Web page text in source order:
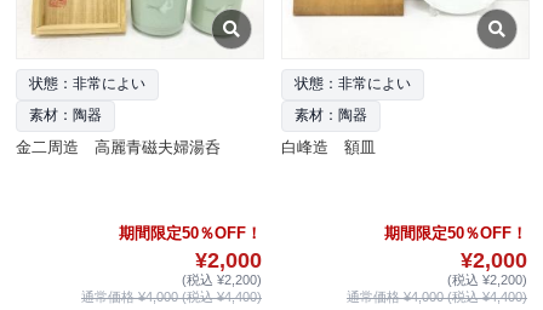
状態：非常によい
素材：陶器
金二周造 高麗青磁夫婦湯呑
期間限定50％OFF！
¥2,000
(税込 ¥2,200)
通常価格 ¥4,000 (税込 ¥4,400)
状態：非常によい
素材：陶器
白峰造 額皿
期間限定50％OFF！
¥2,000
(税込 ¥2,200)
通常価格 ¥4,000 (税込 ¥4,400)